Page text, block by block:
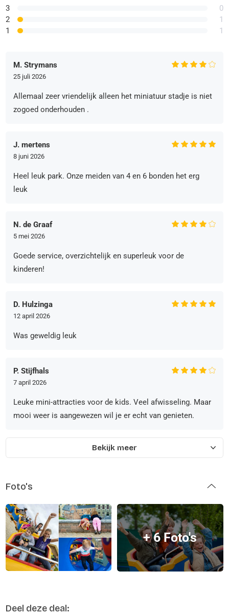
3
2
1
0
1
1
M. Strymans
25 juli 2026
Allemaal zeer vriendelijk alleen het miniatuur stadje is niet
zogoed onderhouden .
J. mertens
8 juni 2026
Heel leuk park. Onze meiden van 4 en 6 bonden het erg
leuk
N. de Graaf
5 mei 2026
Goede service, overzichtelijk en superleuk voor de
kinderen!
D. Hulzinga
12 april 2026
Was geweldig leuk
P. Stijfhals
7 april 2026
Leuke mini-attracties voor de kids. Veel afwisseling. Maar
mooi weer is aangewezen wil je er echt van genieten.
Bekijk meer
Foto's
+ 6 Foto's
Deel deze deal: